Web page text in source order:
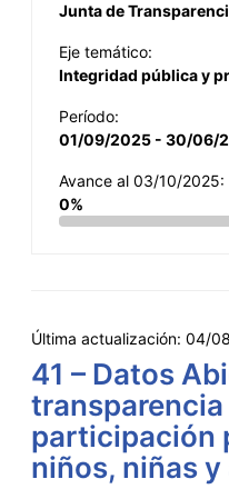
Junta de
Eje temático:
Integridad pública y
Período:
01/09/2025 - 30/06/
Avance al 03/10/2025:
0%
Última actualización: 04/
41 – Datos
transparencia
participación
niños, niñas